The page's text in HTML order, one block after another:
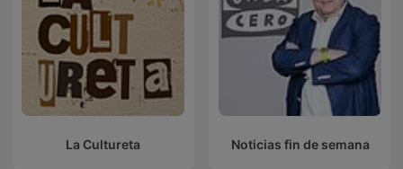
La Cultureta Noticias fin de semana